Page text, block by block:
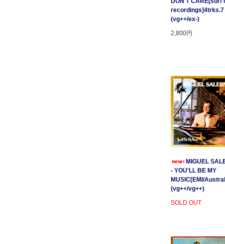
recordings]4trks.7
(vg++/ex-)
2,800円
MIGUEL
- YOU'LL BE MY
MUSIC[EMI/
(vg++/vg++)
SOLD OUT